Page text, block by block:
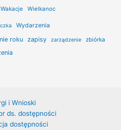
Wakacje Wielkanoc
Wydarzenia
roku zapisy zarządzenie zbiórka
i Wnioski
ds. dostępności
dostępności